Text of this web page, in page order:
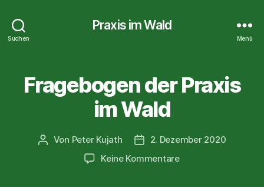
Suchen
Praxis im Wald
Menü
Fragebogen der Praxis
im Wald
Beitragsautor
Von Peter Kujath Veröffentlichungsdatum
2. Dezember 2020
Keine Kommentarezu